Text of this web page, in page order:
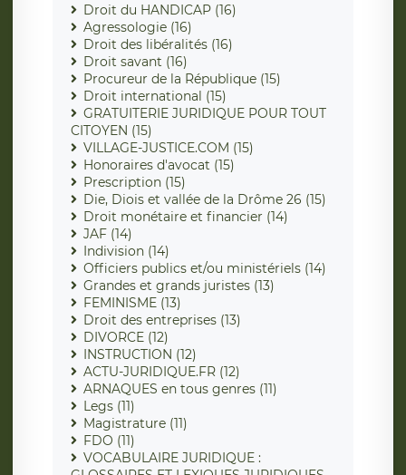
Droit du HANDICAP (16)
Agressologie (16)
Droit des libéralités (16)
Droit savant (16)
Procureur de la République (15)
Droit international (15)
GRATUITERIE JURIDIQUE POUR TOUT
CITOYEN (15)
VILLAGE-JUSTICE.COM (15)
Honoraires d'avocat (15)
Prescription (15)
Die, Diois et vallée de la Drôme 26 (15)
Droit monétaire et financier (14)
JAF (14)
Indivision (14)
Officiers publics et/ou ministériels (14)
Grandes et grands juristes (13)
FEMINISME (13)
Droit des entreprises (13)
DIVORCE (12)
INSTRUCTION (12)
ACTU-JURIDIQUE.FR (12)
ARNAQUES en tous genres (11)
Legs (11)
Magistrature (11)
FDO (11)
VOCABULAIRE JURIDIQUE :